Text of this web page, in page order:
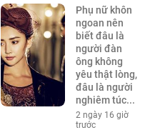
Phụ nữ khôn
ngoan nên
biết đâu là
người đàn
ông không
yêu thật lòng,
đâu là người
nghiêm túc...
2 ngày 16 giờ
trước